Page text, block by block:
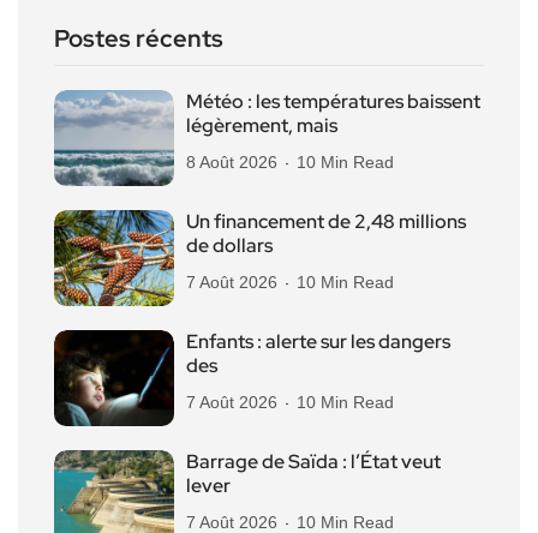
Postes récents
Météo : les températures baissent
légèrement, mais
8 Août 2026 10 Min Read
Un financement de 2,48 millions
de dollars
7 Août 2026 10 Min Read
Enfants : alerte sur les dangers
des
7 Août 2026 10 Min Read
Barrage de Saïda : l’État veut
lever
7 Août 2026 10 Min Read